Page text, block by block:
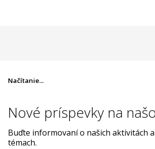
Načítanie...
Nové príspevky na
Buďte informovaní o našich aktivitách
témach.